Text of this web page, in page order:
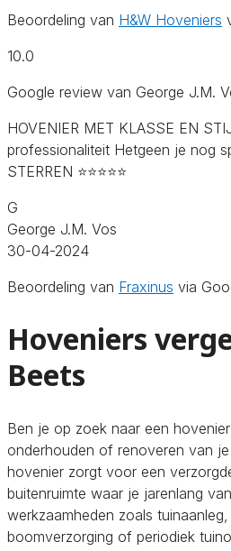
Beoordeling van H&W Hoveniers
10.0
Google review van George J.M.
HOVENIER MET KLASSE EN
professionaliteit Hetgeen je nog
STERREN ⭐️⭐️⭐️⭐️⭐️
G
George J.M. Vos
30-04-2024
Beoordeling van Fraxinus via
Hoveniers
Beets
Ben je op zoek naar een
onderhouden of renoveren van
hovenier zorgt voor een
buitenruimte waar je jarenlang
werkzaamheden zoals
boomverzorging of periodiek